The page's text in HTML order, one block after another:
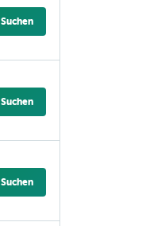
Suchen
Suchen
Suchen